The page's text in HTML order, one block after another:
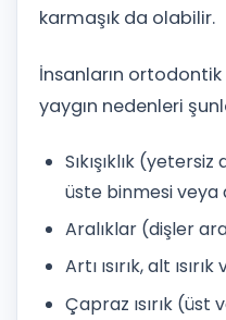
karmaşık da olabilir.
İnsanların
yaygın nedenleri
Sıkışıklık
üste binmesi veya
Aralıklar (dişler
Artı ısırık, alt ısırık
Çapraz ısırık